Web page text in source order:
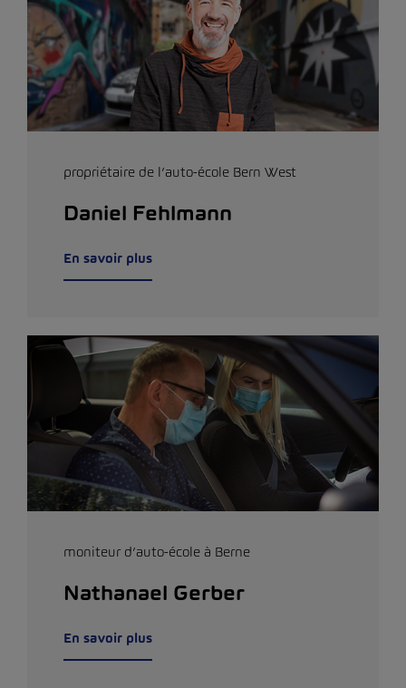
propriétaire de l’auto-école Bern West
Daniel Fehlmann
En savoir plus
moniteur d’auto-école à Berne
Nathanael Gerber
En savoir plus